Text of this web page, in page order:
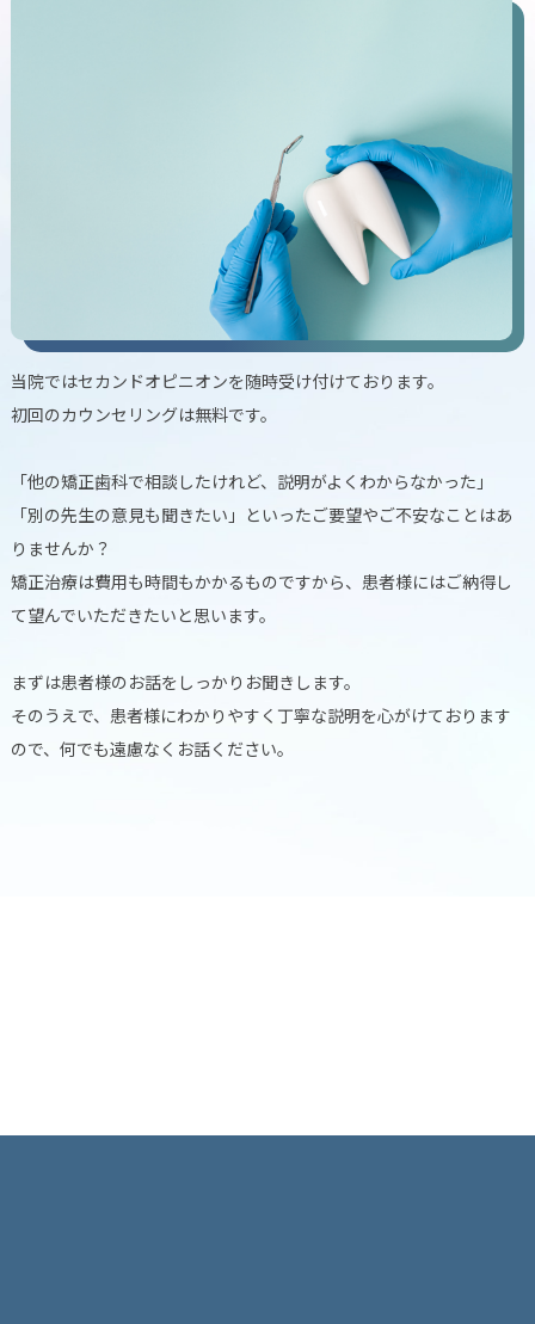
当院ではセカンドオピニオンを随時受け付けております。
初回のカウンセリングは無料です。
「他の矯正歯科で相談したけれど、説明がよくわからなかった」
「別の先生の意見も聞きたい」といったご要望やご不安なことはあ
りませんか？
矯正治療は費用も時間もかかるものですから、患者様にはご納得し
て望んでいただきたいと思います。
まずは患者様のお話をしっかりお聞きします。
そのうえで、患者様にわかりやすく丁寧な説明を心がけております
ので、何でも遠慮なくお話ください。